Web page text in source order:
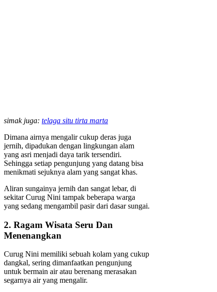
simak juga: telaga situ tirta marta
Dimana airnya mengalir cukup deras juga
jernih, dipadukan dengan lingkungan alam
yang asri menjadi daya tarik tersendiri.
Sehingga setiap pengunjung yang datang bisa
menikmati sejuknya alam yang sangat khas.
Aliran sungainya jernih dan sangat lebar, di
sekitar Curug Nini tampak beberapa warga
yang sedang mengambil pasir dari dasar sungai.
2. Ragam Wisata Seru Dan
Menenangkan
Curug Nini memiliki sebuah kolam yang cukup
dangkal, sering dimanfaatkan pengunjung
untuk bermain air atau berenang merasakan
segarnya air yang mengalir.